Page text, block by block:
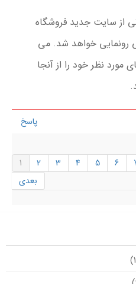
از سایت جدید فروشگاه
رونمایی خواهد شد. می
مورد نظر خود را از آنجا
پاسخ
1 2 3 4 5 6
بعدی